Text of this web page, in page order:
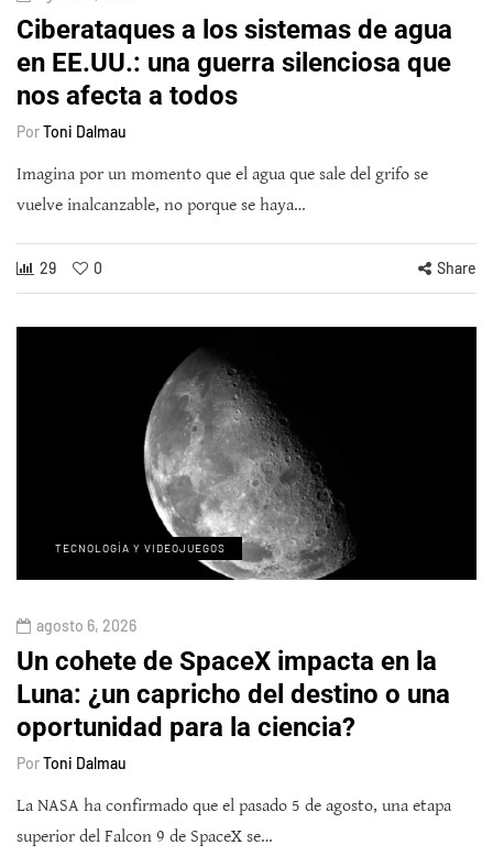
Ciberataques a los sistemas de agua
en EE.UU.: una guerra silenciosa que
nos afecta a todos
PorToni Dalmau
Imagina por un momento que el agua que sale del grifo se
vuelve inalcanzable, no porque se haya…
29 0 Share
TECNOLOGÍA Y VIDEOJUEGOS
agosto 6, 2026
Un cohete de SpaceX impacta en la
Luna: ¿un capricho del destino o una
oportunidad para la ciencia?
PorToni Dalmau
La NASA ha confirmado que el pasado 5 de agosto, una etapa
superior del Falcon 9 de SpaceX se…